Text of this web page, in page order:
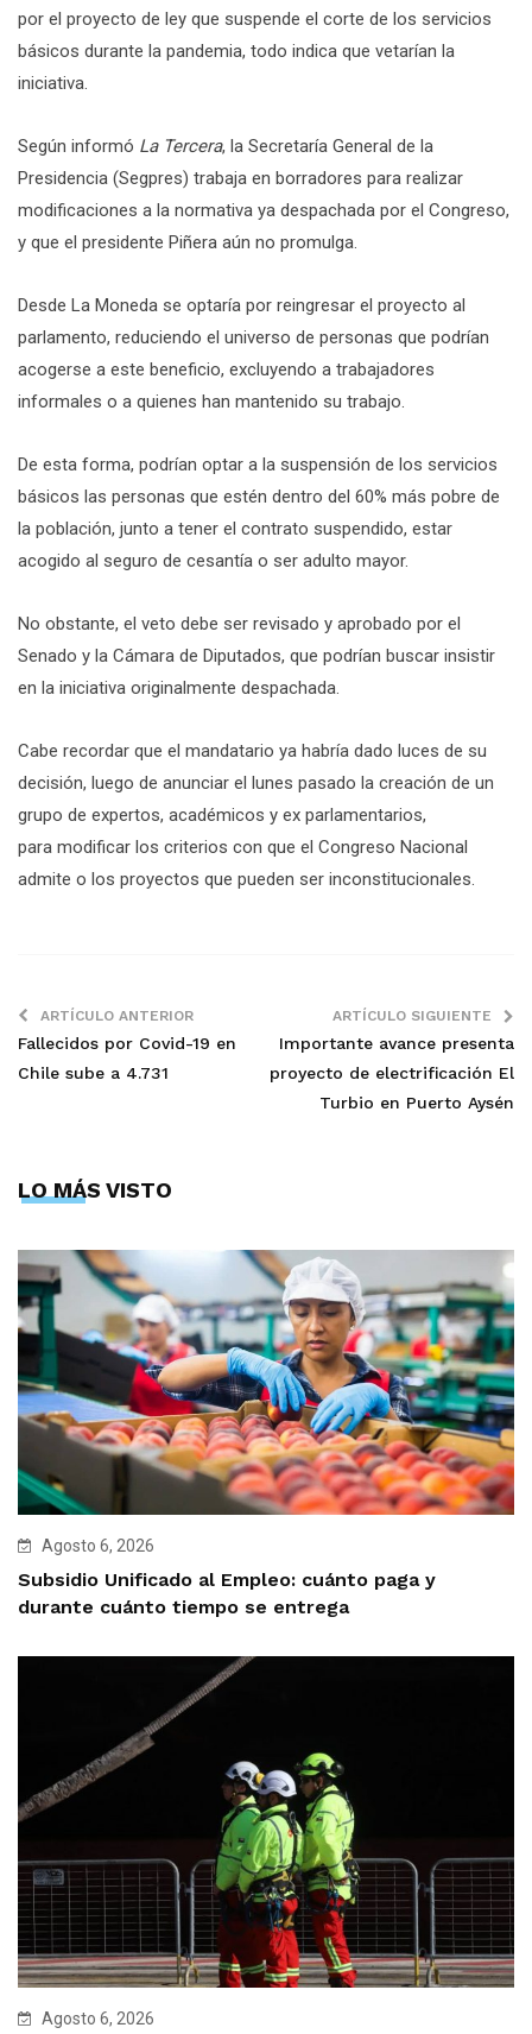
por el proyecto de ley que suspende el corte de los servicios
básicos durante la pandemia, todo indica que vetarían la
iniciativa.
Según informó La Tercera, la Secretaría General de la
Presidencia (Segpres) trabaja en borradores para realizar
modificaciones a la normativa ya despachada por el Congreso,
y que el presidente Piñera aún no promulga.
Desde La Moneda se optaría por reingresar el proyecto al
parlamento, reduciendo el universo de personas que podrían
acogerse a este beneficio, excluyendo a trabajadores
informales o a quienes han mantenido su trabajo.
De esta forma, podrían optar a la suspensión de los servicios
básicos las personas que estén dentro del 60% más pobre de
la población, junto a tener el contrato suspendido, estar
acogido al seguro de cesantía o ser adulto mayor.
No obstante, el veto debe ser revisado y aprobado por el
Senado y la Cámara de Diputados, que podrían buscar insistir
en la iniciativa originalmente despachada.
Cabe recordar que el mandatario ya habría dado luces de su
decisión, luego de anunciar el lunes pasado la creación de un
grupo de expertos, académicos y ex parlamentarios,
para modificar los criterios con que el Congreso Nacional
admite o los proyectos que pueden ser inconstitucionales.
ARTÍCULO ANTERIOR
Fallecidos por Covid-19 en
Chile sube a 4.731
ARTÍCULO SIGUIENTE
Importante avance presenta
proyecto de electrificación El
Turbio en Puerto Aysén
LO MÁS VISTO
Agosto 6, 2026
Subsidio Unificado al Empleo: cuánto paga y
durante cuánto tiempo se entrega
Agosto 6, 2026